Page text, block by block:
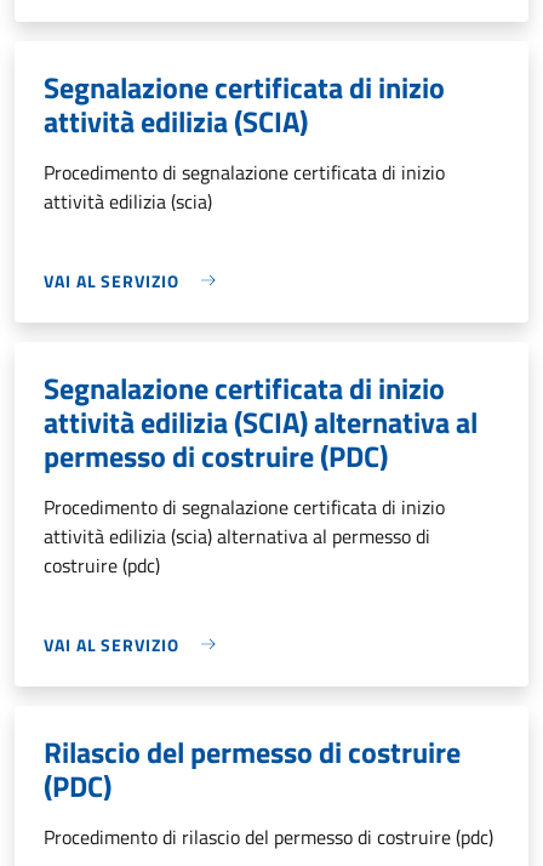
Segnalazione certificata di inizio
attività edilizia (SCIA)
Procedimento di segnalazione certificata di inizio
attività edilizia (scia)
VAI AL SERVIZIO
Segnalazione certificata di inizio
attività edilizia (SCIA) alternativa al
permesso di costruire (PDC)
Procedimento di segnalazione certificata di inizio
attività edilizia (scia) alternativa al permesso di
costruire (pdc)
VAI AL SERVIZIO
Rilascio del permesso di costruire
(PDC)
Procedimento di rilascio del permesso di costruire (pdc)